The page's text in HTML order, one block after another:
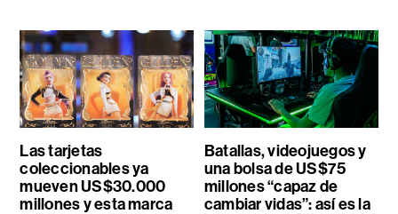
Las tarjetas
coleccionables ya
mueven US$30.000
millones y esta marca
Batallas, videojuegos y
una bolsa de US$75
millones “capaz de
cambiar vidas”: así es la